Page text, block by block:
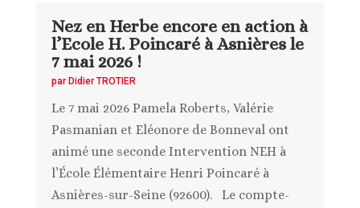
Nez en Herbe encore en action à
l’Ecole H. Poincaré à Asnières le
7 mai 2026 !
par Didier TROTIER
Le 7 mai 2026 Pamela Roberts, Valérie
Pasmanian et Eléonore de Bonneval ont
animé une seconde Intervention NEH à
l’École Élémentaire Henri Poincaré à
Asnières-sur-Seine (92600). Le compte-